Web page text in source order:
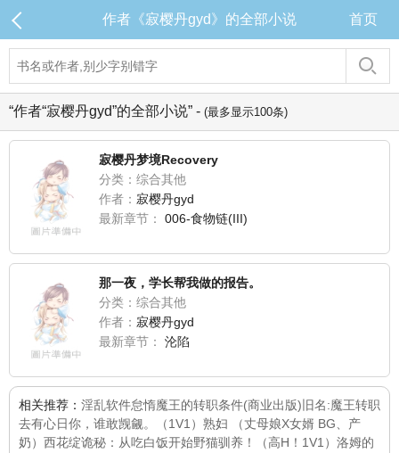
作者《寂樱丹gyd》的全部小说 首页
“作者“寂樱丹gyd”的全部小说” - (最多显示100条)
寂樱丹梦境Recovery
分类：综合其他
作者： 寂樱丹gyd
最新章节：
006-食物链(III)
那一夜，学长帮我做的报告。
分类：综合其他
作者： 寂樱丹gyd
最新章节：
沦陷
相关推荐： 淫乱软件怠惰魔王的转职条件(商业出版)旧名:魔王转职
去有心日你，谁敢觊觎。（1V1） 熟妇 （丈母娘X女婿 BG、产
奶） 西花绽诡秘：从吃白饭开始野猫驯养！（高H！1V1） 洛姆的